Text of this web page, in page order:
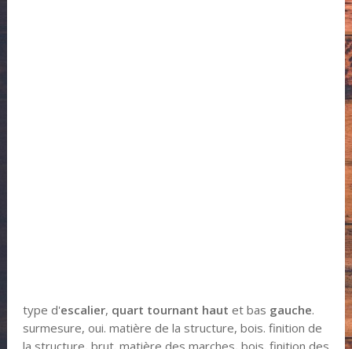
type d'escalier, quart tournant haut et bas gauche.
surmesure, oui. matière de la structure, bois. finition de
la structure, brut. matière des marches, bois. finition des